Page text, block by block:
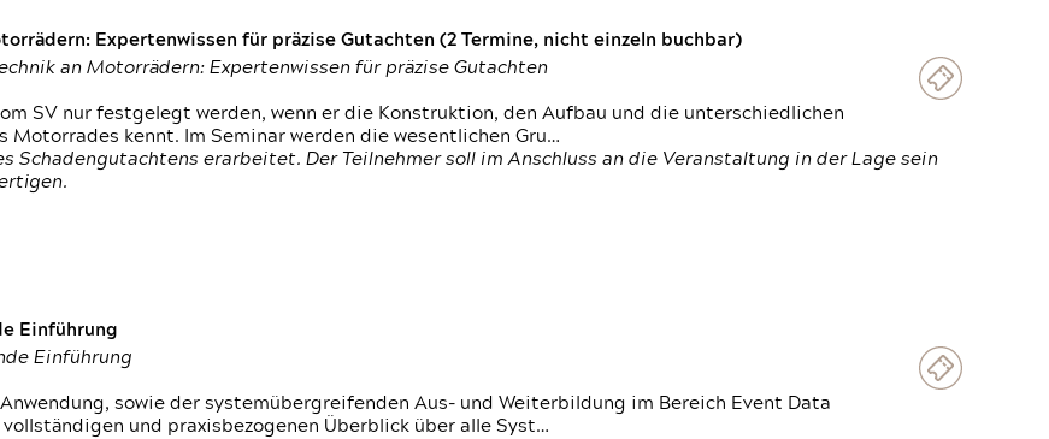
Expertenwissen für präzise Gutachten (2 Termine, nicht einzeln buchbar)
an Motorrädern: Expertenwissen für präzise Gutachten
SV nur festgelegt werden, wenn er die Konstruktion, den Aufbau und die unterschiedlichen
kennt. Im Seminar werden die wesentlichen Gru…
Schadengutachtens erarbeitet. Der Teilnehmer soll im Anschluss an die Veranstaltung in der Lage sein
Einführung
Einführung
sowie der systemübergreifenden Aus- und Weiterbildung im Bereich Event Data
und praxisbezogenen Überblick über alle Syst…